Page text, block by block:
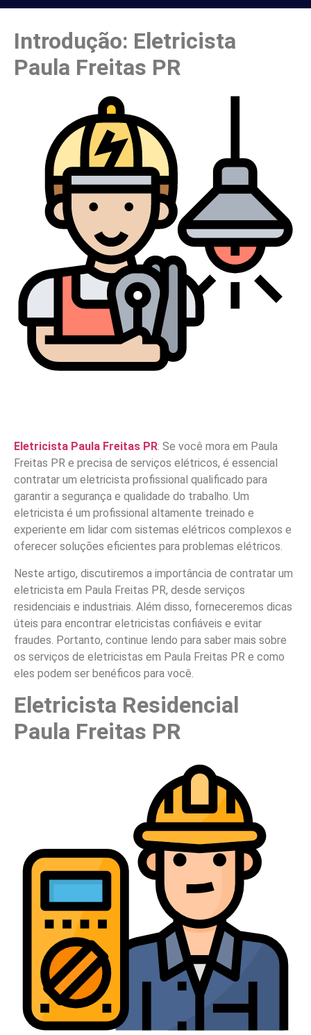
Introdução: Eletricista
Paula Freitas PR
Eletricista Paula Freitas PR: Se você mora em Paula
Freitas PR e precisa de serviços elétricos, é essencial
contratar um eletricista profissional qualificado para
garantir a segurança e qualidade do trabalho. Um
eletricista é um profissional altamente treinado e
experiente em lidar com sistemas elétricos complexos e
oferecer soluções eficientes para problemas elétricos.
Neste artigo, discutiremos a importância de contratar um
eletricista em Paula Freitas PR, desde serviços
residenciais e industriais. Além disso, forneceremos dicas
úteis para encontrar eletricistas confiáveis e evitar
fraudes. Portanto, continue lendo para saber mais sobre
os serviços de eletricistas em Paula Freitas PR e como
eles podem ser benéficos para você.
Eletricista Residencial
Paula Freitas PR